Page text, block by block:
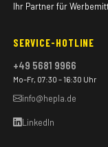
Ihr Partner für
SERVICE-HOTLINE
+49 5681 9966
Mo–Fr, 07:30 – 16:30 Uhr
info@hepla.de
LinkedIn